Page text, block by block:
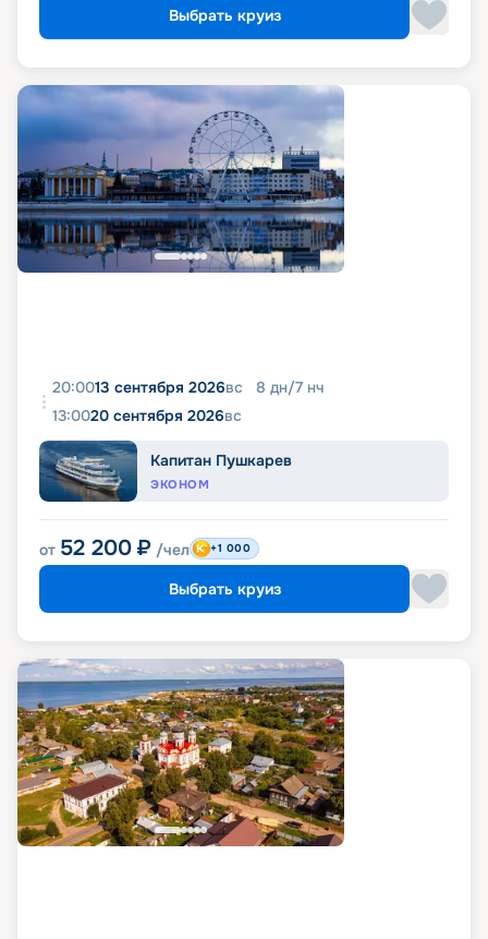
Выбрать круиз
20:0013 сентября 2026вс 8 дн/7 нч
13:0020 сентября 2026вс
Капитан Пушкарев
ЭКОНОМ
от 52 200 ₽ /чел +1 000
Выбрать круиз